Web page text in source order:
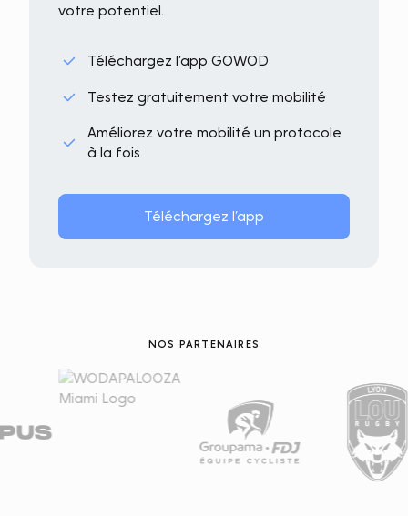
votre potentiel.
Téléchargez l’app GOWOD
Testez gratuitement votre mobilité
Améliorez votre mobilité un protocole
à la fois
Téléchargez l’app
NOS PARTENAIRES